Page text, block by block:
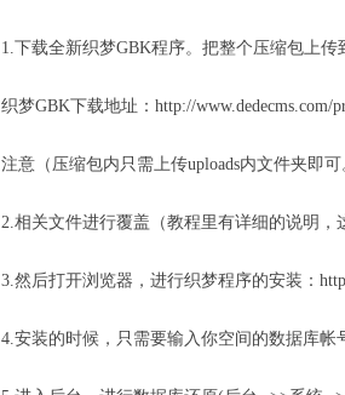
1.下载全新织梦GBK程序。把整个压缩包上传
织梦GBK下载地址：http://www.dedecms.com/
注意（压缩包内只需上传uploads内文件夹即可
2.相关文件进行覆盖（教程里有详细的说明，
3.然后打开浏览器，进行织梦程序的安装：
4.安装的时候，只需要输入你空间的数据库帐